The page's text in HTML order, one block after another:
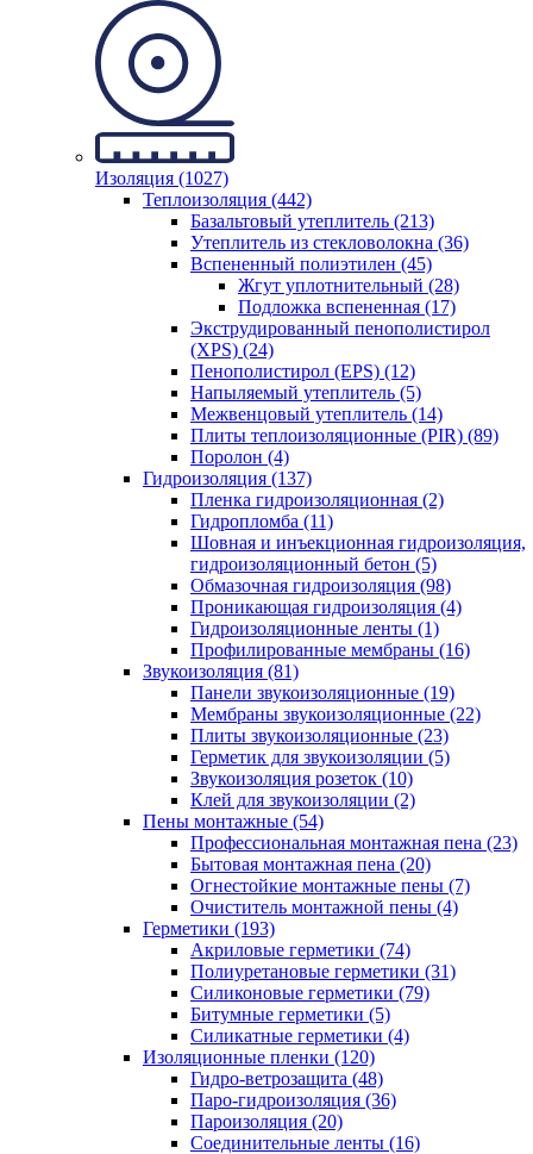
Изоляция (1027)
Теплоизоляция (442)
Базальтовый утеплитель (213)
Утеплитель из стекловолокна (36)
Вспененный полиэтилен (45)
Жгут уплотнительный (28)
Подложка вспененная (17)
Экструдированный пенополистирол
(XPS) (24)
Пенополистирол (EPS) (12)
Напыляемый утеплитель (5)
Межвенцовый утеплитель (14)
Плиты теплоизоляционные (PIR) (89)
Поролон (4)
Гидроизоляция (137)
Пленка гидроизоляционная (2)
Гидропломба (11)
Шовная и инъекционная гидроизоляция,
гидроизоляционный бетон (5)
Обмазочная гидроизоляция (98)
Проникающая гидроизоляция (4)
Гидроизоляционные ленты (1)
Профилированные мембраны (16)
Звукоизоляция (81)
Панели звукоизоляционные (19)
Мембраны звукоизоляционные (22)
Плиты звукоизоляционные (23)
Герметик для звукоизоляции (5)
Звукоизоляция розеток (10)
Клей для звукоизоляции (2)
Пены монтажные (54)
Профессиональная монтажная пена (23)
Бытовая монтажная пена (20)
Огнестойкие монтажные пены (7)
Очиститель монтажной пены (4)
Герметики (193)
Акриловые герметики (74)
Полиуретановые герметики (31)
Силиконовые герметики (79)
Битумные герметики (5)
Силикатные герметики (4)
Изоляционные пленки (120)
Гидро-ветрозащита (48)
Паро-гидроизоляция (36)
Пароизоляция (20)
Соединительные ленты (16)